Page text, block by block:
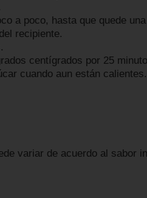
a poco, hasta que quede
recipiente.
centígrados por 25
cuando aun están calientes.
variar de acuerdo al sabor